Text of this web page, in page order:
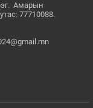
Амарын
77710088.